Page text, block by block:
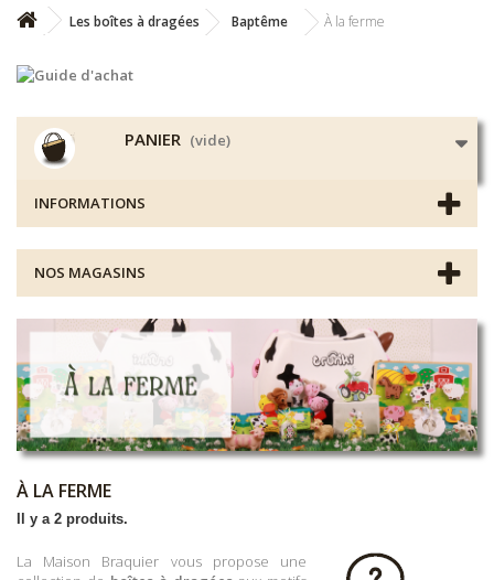
Les boîtes à dragées Baptême À la ferme
PANIER (vide)
INFORMATIONS
NOS MAGASINS
À LA FERME
Il y a 2 produits.
La Maison Braquier vous propose une